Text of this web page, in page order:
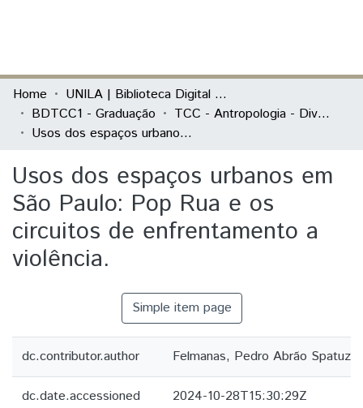
Communities & Collections
All of DSpace
Home
UNILA | Biblioteca Digital de Trabalhos de Conclusão de Curso
BDTCC1 - Graduação
TCC - Antropologia - Diversidade Cultural Latino-Americana
Usos dos espaços urbanos em São Paulo: Pop Rua e os circuitos de enfrentamento a violência.
Usos dos espaços urbanos em
São Paulo: Pop Rua e os
circuitos de enfrentamento a
violência.
Simple item page
dc.contributor.author Felmanas, Pedro Abrão Spatuzza
dc.date.accessioned 2024-10-28T15:30:29Z